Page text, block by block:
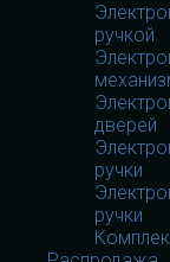
ручкой
дверей
ручки
ручки